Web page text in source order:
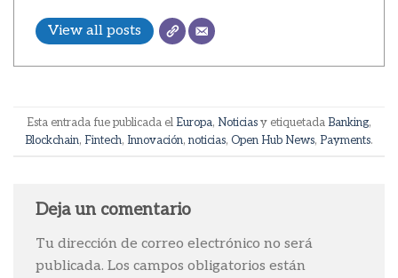
View all posts
Esta entrada fue publicada el Europa, Noticiasy etiquetada Banking,
Blockchain, Fintech, Innovación, noticias, Open Hub News, Payments.
Deja un comentario
Tu dirección de correo electrónico no será
publicada. Los campos obligatorios están